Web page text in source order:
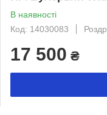
В наявності
Код: 14030083
17 500 ₴